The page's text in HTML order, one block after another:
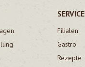
SERVICE
Filialen
Gastro
Rezepte